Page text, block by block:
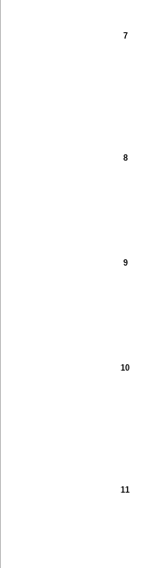
7
8
9
10
11